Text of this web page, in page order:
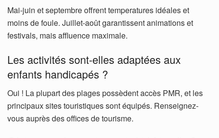
Mai-juin et septembre offrent temperatures idéales et
moins de foule. Juillet-août garantissent animations et
festivals, mais affluence maximale.
Les activités sont-elles adaptées aux
enfants handicapés ?
Oui ! La plupart des plages possèdent accès PMR, et les
principaux sites touristiques sont équipés. Renseignez-
vous auprès des offices de tourisme.